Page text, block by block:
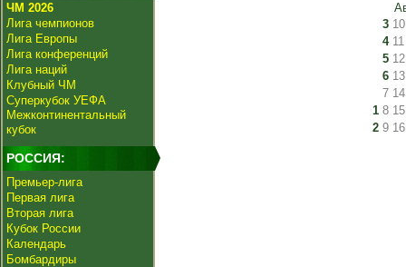
ЧМ 2026
Лига чемпионов
Лига Европы
Лига конференций
Лига наций
Клубный ЧМ
Суперкубок УЕФА
Межконтинентальный
кубок
РОССИЯ:
Премьер-лига
Первая лига
Вторая лига
Кубок России
Календарь
Бомбардиры
3 10
4 11
5 12
6 13
7 14
1 8 15
2 9 16